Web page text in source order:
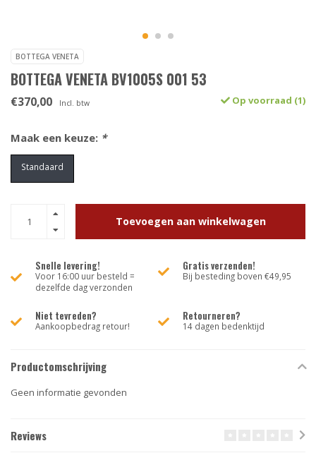
BOTTEGA VENETA
BOTTEGA VENETA BV1005S 001 53
€370,00 Incl. btw Op voorraad (1)
Maak een keuze: *
Standaard
Toevoegen aan winkelwagen
Snelle levering!
Voor 16:00 uur besteld =
dezelfde dag verzonden
Gratis verzenden!
Bij besteding boven €49,95
Niet tevreden?
Aankoopbedrag retour!
Retourneren?
14 dagen bedenktijd
Productomschrijving
Geen informatie gevonden
Reviews